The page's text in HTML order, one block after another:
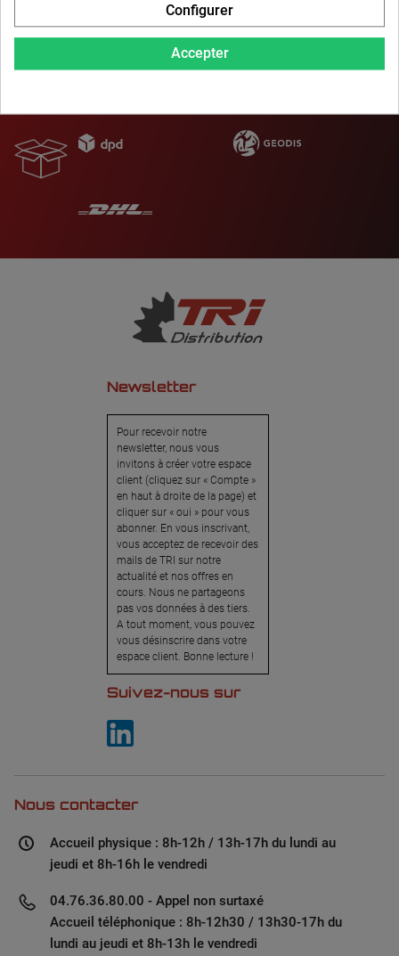
PAIEMENT SÉCURISÉ
Newsletter
Pour recevoir notre
newsletter, nous vous
invitons à créer votre espace
client (cliquez sur « Compte »
en haut à droite de la page) et
cliquer sur « oui » pour vous
abonner. En vous inscrivant,
vous acceptez de recevoir des
mails de TRI sur notre
actualité et nos offres en
cours. Nous ne partageons
pas vos données à des tiers.
A tout moment, vous pouvez
vous désinscrire dans votre
espace client. Bonne lecture !
Suivez-nous sur
Nous contacter
Accueil physique : 8h-12h / 13h-17h du lundi au
jeudi et 8h-16h le vendredi
04.76.36.80.00 - Appel non surtaxé
Accueil téléphonique : 8h-12h30 / 13h30-17h du
lundi au jeudi et 8h-13h le vendredi
Accepter
Configurer